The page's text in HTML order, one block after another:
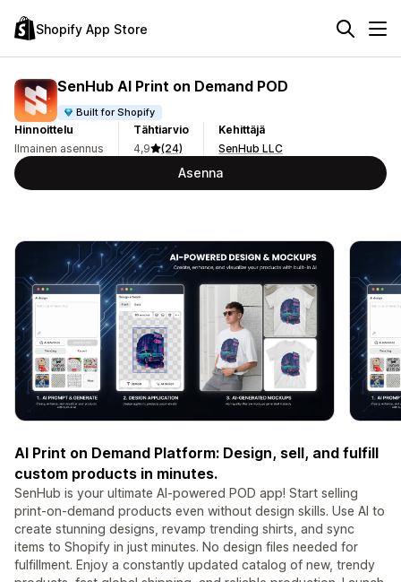
Shopify App Store
SenHub AI Print on Demand POD
Built for Shopify
Hinnoittelu
Ilmainen asennus
Tähtiarvio
4,9
(24)
Kehittäjä
SenHub LLC
Asenna
AI Print on Demand Platform: Design, sell, and fulfill
custom products in minutes.
SenHub is your ultimate AI-powered POD app! Start selling
print-on-demand products even without design skills. Use AI to
create stunning designs, revamp trending shirts, and sync
items to Shopify in just minutes. No design files needed for
fulfillment. Enjoy a constantly updated catalog of new, trendy